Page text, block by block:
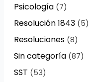
Psicología(7)
Resolución 1843(5)
Resoluciones(8)
Sin categoría(87)
SST (53)